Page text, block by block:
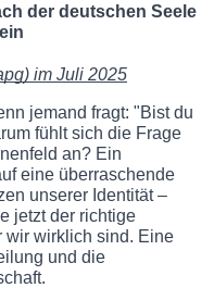
der deutschen Seele
im Juli 2025
jemand fragt: "Bist du
fühlt sich die Frage
an? Ein
eine überraschende
unserer Identität –
jetzt der richtige
wir wirklich sind. Eine
und die